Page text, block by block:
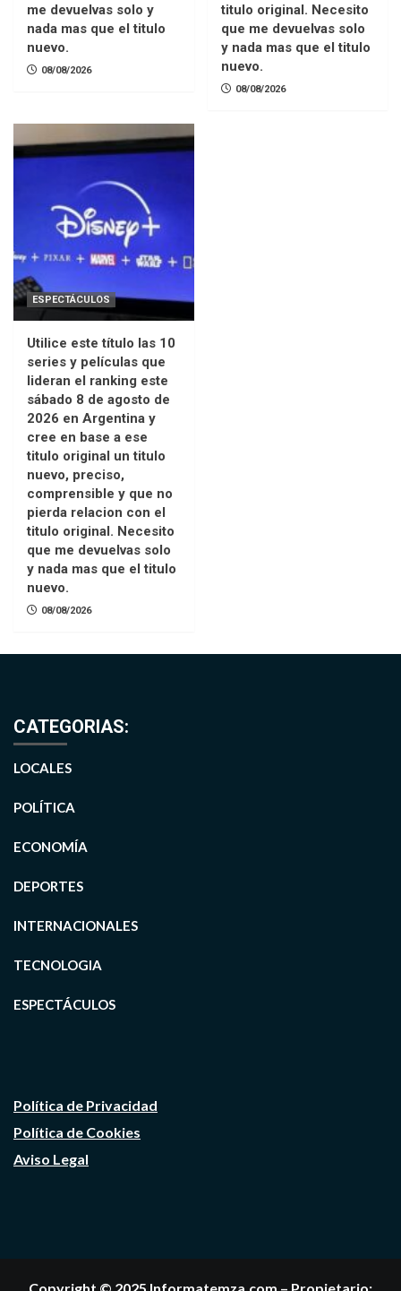
me devuelvas solo y
nada mas que el titulo
nuevo.
08/08/2026
titulo original. Necesito
que me devuelvas solo
y nada mas que el titulo
nuevo.
08/08/2026
ESPECTÁCULOS
Utilice este título las 10
series y películas que
lideran el ranking este
sábado 8 de agosto de
2026 en Argentina y
cree en base a ese
titulo original un titulo
nuevo, preciso,
comprensible y que no
pierda relacion con el
titulo original. Necesito
que me devuelvas solo
y nada mas que el titulo
nuevo.
08/08/2026
CATEGORIAS:
LOCALES
POLÍTICA
ECONOMÍA
DEPORTES
INTERNACIONALES
TECNOLOGIA
ESPECTÁCULOS
Política de Privacidad
Política de Cookies
Aviso Legal
Copyright © 2025 Informatemza.com – Propietario: